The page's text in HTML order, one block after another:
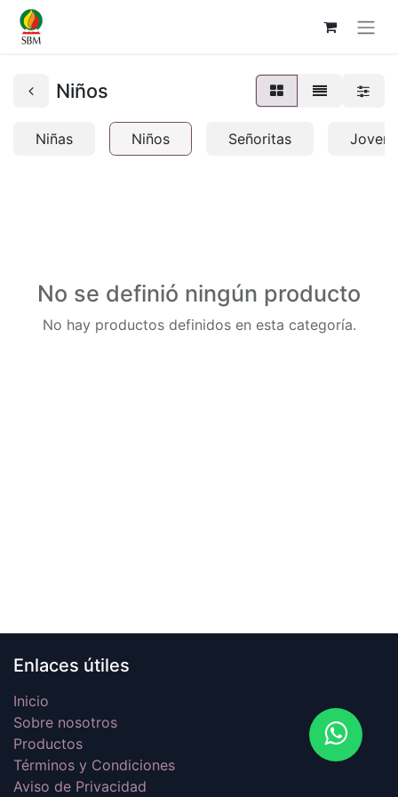
Niños
Niñas Niños Señoritas
No se definió ningún producto
No hay productos definidos en esta categoría.
Enlaces útiles
Inicio
Sobre nosotros
Productos
Términos y Condiciones
Aviso de Privacidad